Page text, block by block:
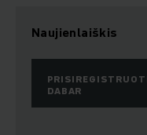
Naujienlaiškis
DABAR